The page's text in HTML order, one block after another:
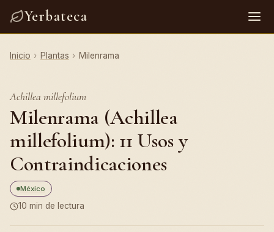
Yerbateca
Inicio › Plantas › Milenrama
Achillea millefolium
Milenrama (Achillea
millefolium): 11 Usos y
Contraindicaciones
México
10 min de lectura